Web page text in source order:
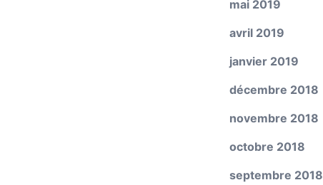
mai 2019
avril 2019
janvier 2019
décembre 2018
novembre 2018
octobre 2018
septembre 2018